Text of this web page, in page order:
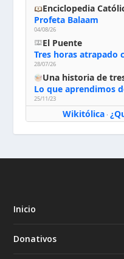
Enciclopedia
Profeta Balaam
04/08/26
El Puente
Tres horas atrapado
28/07/26
Una historia de
Lo que aprendimos
25/11/23
Wikitólica·
Inicio
Donativos